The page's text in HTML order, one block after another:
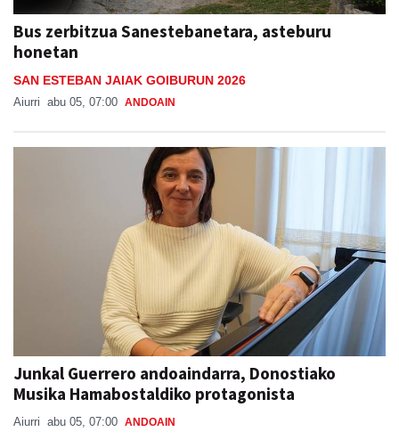
Bus zerbitzua Sanestebanetara, asteburu
honetan
SAN ESTEBAN JAIAK GOIBURUN 2026
Aiurri abu 05, 07:00 ANDOAIN
Junkal Guerrero andoaindarra, Donostiako
Musika Hamabostaldiko protagonista
Aiurri abu 05, 07:00 ANDOAIN